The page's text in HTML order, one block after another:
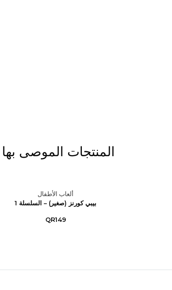
المنتجات الموصى بها
ألعاب الأطفال
بيبي كورنز (صغير) – السلسلة 1
QR149